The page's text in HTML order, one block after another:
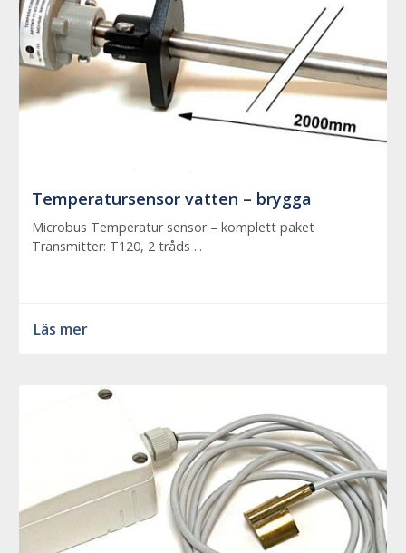
Temperatursensor vatten – brygga
Microbus Temperatur sensor – komplett paket
Transmitter: T120, 2 tråds ...
Läs mer